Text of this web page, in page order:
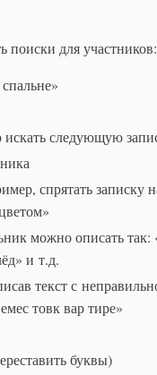
для участников:
искать следующую
спрятать записку
можно описать так:
и т.д.
текст с
товк вар тире»
буквы)